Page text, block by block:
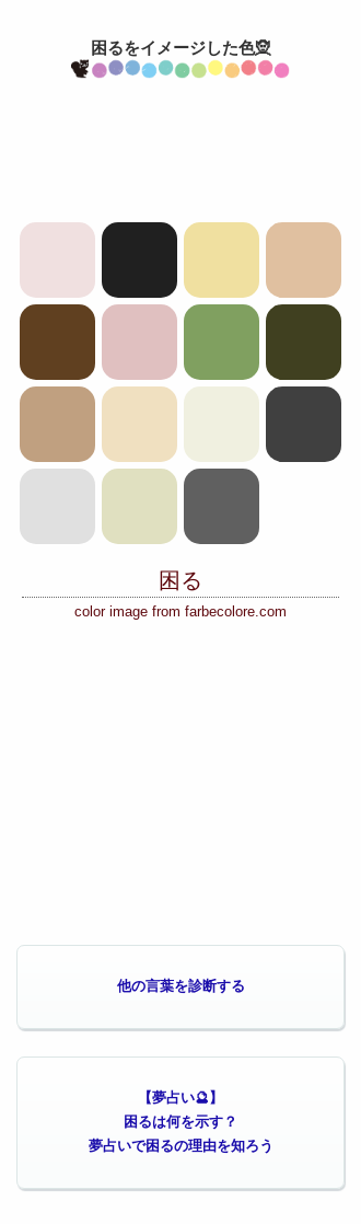
困るをイメージした色🧝
困る
color image from farbecolore.com
他の言葉を診断する
【夢占い🔮】
困るは何を示す？
夢占いで困るの理由を知ろう